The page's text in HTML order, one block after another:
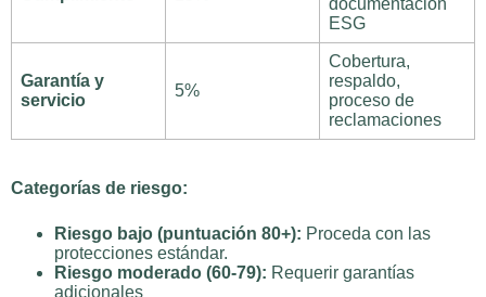
ESG
Garantía y
servicio
5%
Cobertura,
respaldo,
proceso de
reclamaciones
Categorías de riesgo:
Riesgo bajo (puntuación 80+): Proceda con las
protecciones estándar.
Riesgo moderado (60-79): Requerir garantías
adicionales